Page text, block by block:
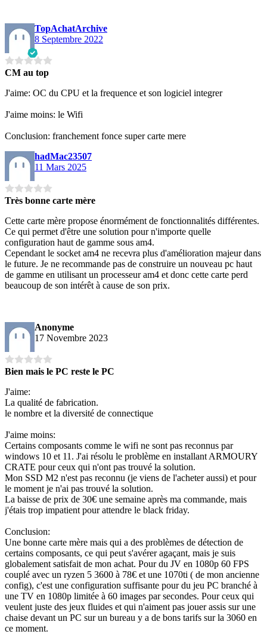
TopAchatArchive
8 Septembre 2022
CM au top
J'aime: OC du CPU et la frequence et son logiciel integrer
J'aime moins: le Wifi
Conclusion: franchement fonce super carte mere
hadMac23507
11 Mars 2025
Très bonne carte mère
Cette carte mère propose énormément de fonctionnalités différentes.
Ce qui permet d'être une solution pour n'importe quelle
configuration haut de gamme sous am4.
Cependant le socket am4 ne recevra plus d'amélioration majeur dans
le future. Je ne recommande pas de construire un nouveau pc haut
de gamme en utilisant un processeur am4 et donc cette carte perd
beaucoup de son intérêt à cause de son prix.
Anonyme
17 Novembre 2023
Bien mais le PC reste le PC
J'aime:
La qualité de fabrication.
le nombre et la diversité de connectique
J'aime moins:
Certains composants comme le wifi ne sont pas reconnus par
windows 10 et 11. J'ai résolu le problème en installant ARMOURY
CRATE pour ceux qui n'ont pas trouvé la solution.
Mon SSD M2 n'est pas reconnu (je viens de l'acheter aussi) et pour
le moment je n'ai pas trouvé la solution.
La baisse de prix de 30€ une semaine après ma commande, mais
j'étais trop impatient pour attendre le black friday.
Conclusion:
Une bonne carte mère mais qui a des problèmes de détection de
certains composants, ce qui peut s'avérer agaçant, mais je suis
globalement satisfait de mon achat. Pour du JV en 1080p 60 FPS
couplé avec un ryzen 5 3600 à 78€ et une 1070ti ( de mon ancienne
config), c'est une configuration suffisante pour du jeu PC branché à
une TV en 1080p limitée à 60 images par secondes. Pour ceux qui
veulent juste des jeux fluides et qui n'aiment pas jouer assis sur une
chaise devant un PC sur un bureau y a de bons tarifs sur la 3060 en
ce moment.